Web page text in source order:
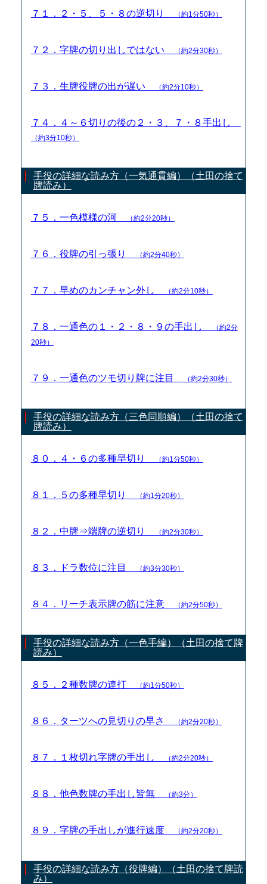
７１．２・５、５・８の逆切り （約1分50秒）
７２．字牌の切り出しではない （約2分30秒）
７３．生牌役牌の出が遅い （約2分10秒）
７４．４～６切りの後の２・３、７・８手出し
（約3分10秒）
手役の詳細な読み方（一気通貫編）（土田の捨て
牌読み）
７５．一色模様の河 （約2分20秒）
７６．役牌の引っ張り （約2分40秒）
７７．早めのカンチャン外し （約2分10秒）
７８．一通色の１・２・８・９の手出し
（約2分
20秒）
７９．一通色のツモ切り牌に注目 （約2分30秒）
手役の詳細な読み方（三色同順編）（土田の捨て
牌読み）
８０．４・６の多種早切り （約1分50秒）
８１．５の多種早切り （約1分20秒）
８２．中牌⇒端牌の逆切り （約2分30秒）
８３．ドラ数位に注目 （約3分30秒）
８４．リーチ表示牌の筋に注意 （約2分50秒）
手役の詳細な読み方（一色手編）（土田の捨て牌
読み）
８５．２種数牌の連打 （約1分50秒）
８６．ターツへの見切りの早さ （約2分20秒）
８７．１枚切れ字牌の手出し （約2分20秒）
８８．他色数牌の手出し皆無 （約3分）
８９．字牌の手出しが進行速度 （約2分20秒）
手役の詳細な読み方（役牌編）（土田の捨て牌読
み）